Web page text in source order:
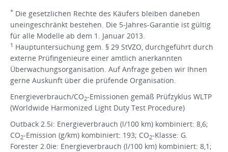
* Die gesetzlichen Rechte des Käufers bleiben daneben
uneingeschränkt bestehen. Die 5-Jahres-Garantie ist gültig
für alle Modelle ab dem 1. Januar 2013.
1 Hauptuntersuchung gem. § 29 StVZO, durchgeführt durch
externe Prüfingenieure einer amtlich anerkannten
Überwachungsorganisation. Auf Anfrage geben wir Ihnen
gerne Auskunft über die prüfende Organisation.
Energieverbrauch/CO2-Emissionen gemäß Prüfzyklus WLTP
(Worldwide Harmonized Light Duty Test Procedure)
Outback 2.5i: Energieverbrauch (l/100 km) kombiniert: 8,6;
CO2-Emission (g/km) kombiniert: 193; CO2-Klasse: G.
Forester 2.0ie: Energieverbrauch (l/100 km) kombiniert: 8,1;